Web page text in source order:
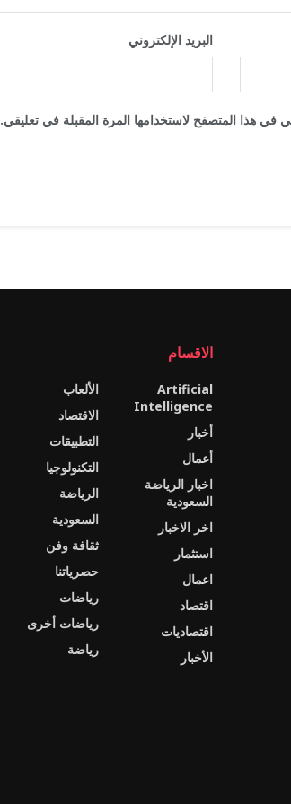
البريد الإلكتروني
في هذا المتصفح لاستخدامها المرة المقبلة في تعليقي.
الاقسام
Artificial
Intelligence
أخبار
أعمال
اخبار الرياضة
السعودية
اخر الاخبار
استثمار
اعمال
اقتصاد
اقتصاديات
الأخبار
الألعاب
الاقتصاد
التطبيقات
التكنولوجيا
الرياضة
السعودية
ثقافة وفن
حصرياتنا
رياضات
رياضات أخرى
رياضة